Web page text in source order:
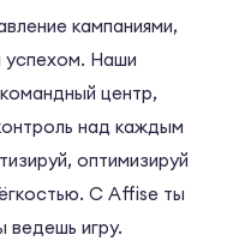
кампаниями,
успехом. Наши
центр,
над каждым
оптимизируй
С Affise ты
ведешь игру.